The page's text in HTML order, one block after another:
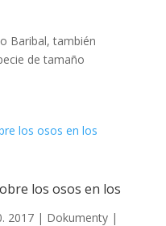
Baribal, también
de tamaño
los osos en los
2017| Dokumenty|